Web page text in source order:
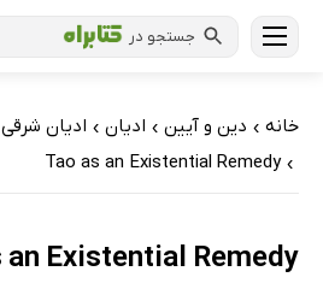
جستجو در
خانه › دین و آیین › ادیان › ادیان شرقی
›
Tao as an Existential Remedy